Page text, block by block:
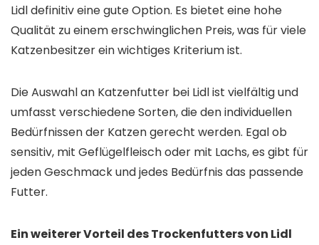
Lidl definitiv eine gute Option. Es bietet eine hohe
Qualität zu einem erschwinglichen Preis, was für viele
Katzenbesitzer ein wichtiges Kriterium ist.
Die Auswahl an Katzenfutter bei Lidl ist vielfältig und
umfasst verschiedene Sorten, die den individuellen
Bedürfnissen der Katzen gerecht werden. Egal ob
sensitiv, mit Geflügelfleisch oder mit Lachs, es gibt für
jeden Geschmack und jedes Bedürfnis das passende
Futter.
Ein weiterer Vorteil des Trockenfutters von Lidl